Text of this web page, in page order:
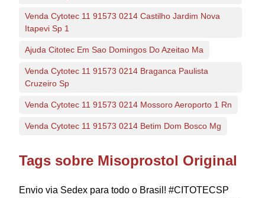
Venda Cytotec 11 91573 0214 Castilho Jardim Nova
Itapevi Sp 1
Ajuda Citotec Em Sao Domingos Do Azeitao Ma
Venda Cytotec 11 91573 0214 Braganca Paulista
Cruzeiro Sp
Venda Cytotec 11 91573 0214 Mossoro Aeroporto 1 Rn
Venda Cytotec 11 91573 0214 Betim Dom Bosco Mg
Tags sobre Misoprostol Original
Envio via Sedex para todo o Brasil! #CITOTECSP